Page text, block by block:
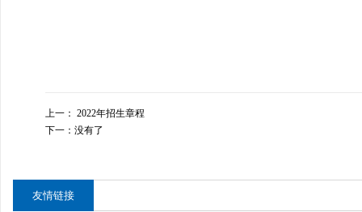
上一： 2022年招生章程
下一： 没有了
友情链接